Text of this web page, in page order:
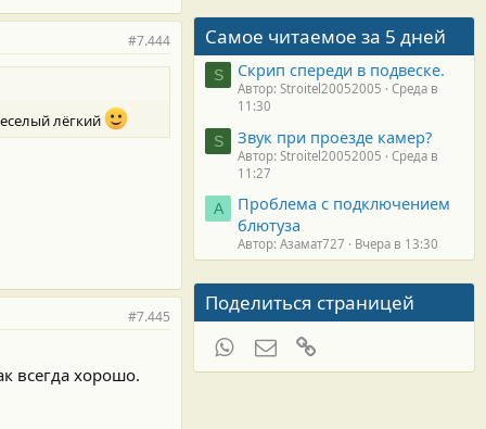
#7.444
лёгкий
#7.445
всегда хорошо.
Самое читаемое за 5 дней
S Скрип спереди в подвеске.
Автор: Stroitel20052005
Среда в
11:30
S Звук при проезде камер?
Автор: Stroitel20052005
Среда в
11:27
А
Проблема с подключением
блютуза
Автор: Азамат727 Вчера в 13:30
Поделиться страницей
WhatsAppЭлектронная почта